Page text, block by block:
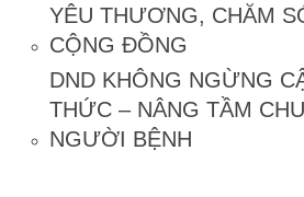
YÊU THƯƠNG, CHĂM
CỘNG ĐỒNG
DND KHÔNG NGỪNG
THỨC – NÂNG TẦM
NGƯỜI BỆNH